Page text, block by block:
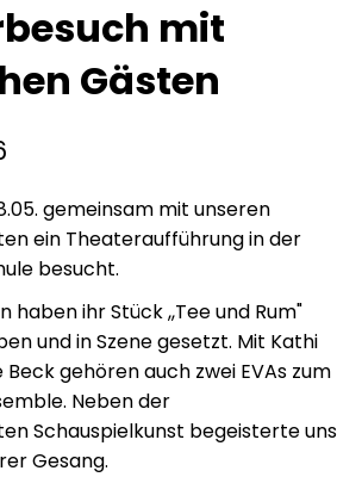
mit
Gästen
gemeinsam mit unseren
ein Theateraufführung in der
besucht.
haben ihr Stück ,,Tee und Rum"
und in Szene gesetzt. Mit Kathi
Beck gehören auch zwei EVAs zum
Neben der
Schauspielkunst begeisterte uns
Gesang.